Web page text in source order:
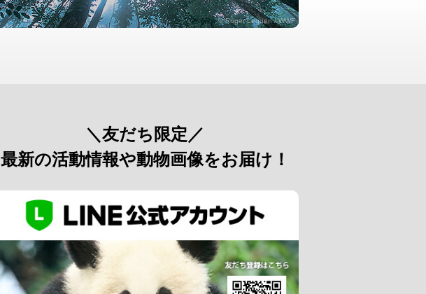
© Roger Leguen / WWF
＼友だち限定／
最新の活動情報や動物画像をお届け！